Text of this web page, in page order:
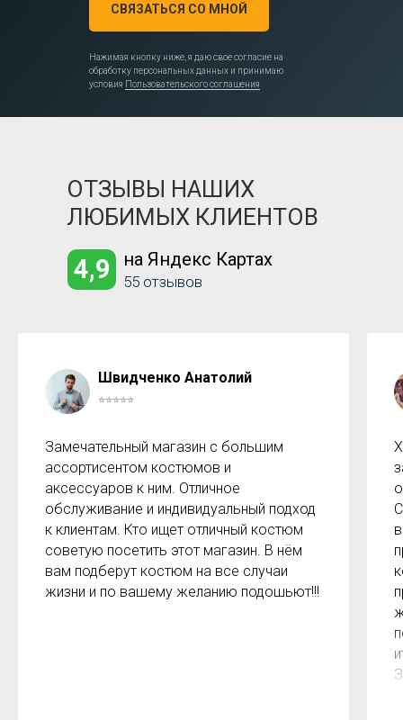
СВЯЗАТЬСЯ СО МНОЙ
Нажимая кнопку ниже, я даю свое согласие на
обработку персональных данных и принимаю
условия Пользовательского соглашения
55 отзывов
на Яндекс Картах
4,9
ОТЗЫВЫ НАШИХ
ЛЮБИМЫХ КЛИЕНТОВ
Швидченко Анатолий
⭐⭐⭐⭐⭐
Замечательный магазин с большим
ассортисентом костюмов и
аксессуаров к ним. Отличное
обслуживание и индивидуальный подход
к клиентам. Кто ищет отличный костюм
советую посетить этот магазин. В нём
вам подберут костюм на все случаи
жизни и по вашему желанию подошьют!!!